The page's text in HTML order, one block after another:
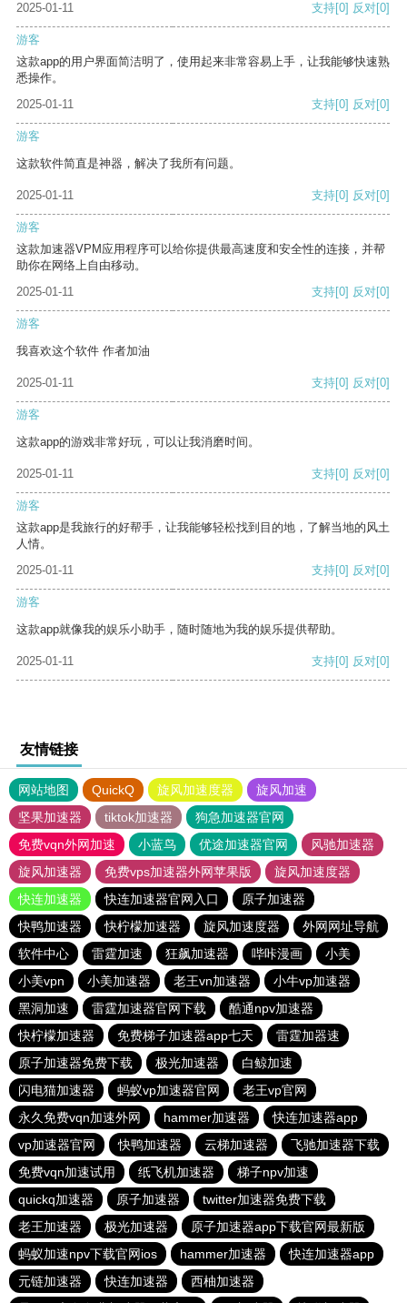
2025-01-11
支持[0] 反对[0]
游客
这款app的用户界面简洁明了，使用起来非常容易上手，让我能够快速熟
悉操作。
2025-01-11
支持[0] 反对[0]
游客
这款软件简直是神器，解决了我所有问题。
2025-01-11 支持[0] 反对[0]
游客
这款加速器VPM应用程序可以给你提供最高速度和安全性的连接，并帮
助你在网络上自由移动。
2025-01-11
支持[0] 反对[0]
游客
我喜欢这个软件 作者加油
2025-01-11 支持[0] 反对[0]
游客
这款app的游戏非常好玩，可以让我消磨时间。
2025-01-11 支持[0] 反对[0]
游客
这款app是我旅行的好帮手，让我能够轻松找到目的地，了解当地的风土
人情。
2025-01-11
支持[0] 反对[0]
游客
这款app就像我的娱乐小助手，随时随地为我的娱乐提供帮助。
2025-01-11 支持[0] 反对[0]
友情链接
网站地图 QuickQ 旋风加速度器
旋风加速
坚果加速器
tiktok加速器
狗急加速器官网
免费vqn外网加速
小蓝鸟 优途加速器官网
风驰加速器
旋风加速器
免费vps加速器外网苹果版
旋风加速度器
快连加速器
快连加速器官网入口
原子加速器
快鸭加速器
快柠檬加速器 旋风加速度器
外网网址导航
软件中心
雷霆加速 狂飙加速器 哔咔漫画
小美
小美vpn
小美加速器 老王vn加速器
小牛vp加速器
黑洞加速
雷霆加速器官网下载
酷通npv加速器
快柠檬加速器
免费梯子加速器app七天
雷霆加器速
原子加速器免费下载
极光加速器
白鲸加速
闪电猫加速器
蚂蚁vp加速器官网
老王vp官网
永久免费vqn加速外网
hammer加速器
快连加速器app
vp加速器官网
快鸭加速器 云梯加速器
飞驰加速器下载
免费vqn加速试用
纸飞机加速器
梯子npv加速
quickq加速器
原子加速器
twitter加速器免费下载
老王加速器
极光加速器
原子加速器app下载官网最新版
蚂蚁加速npv下载官网ios
hammer加速器
快连加速器app
元链加速器
快连加速器
西柚加速器